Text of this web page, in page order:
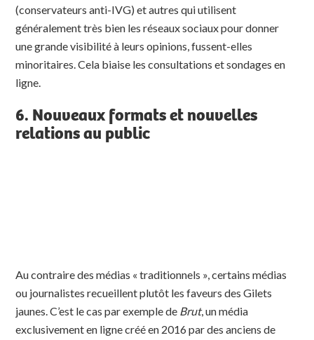
(conservateurs anti-IVG) et autres qui utilisent
généralement très bien les réseaux sociaux pour donner
une grande visibilité à leurs opinions, fussent-elles
minoritaires. Cela biaise les consultations et sondages en
ligne.
6. Nouveaux formats et nouvelles
relations au public
Au contraire des médias « traditionnels », certains médias
ou journalistes recueillent plutôt les faveurs des Gilets
jaunes. C’est le cas par exemple de Brut, un média
exclusivement en ligne créé en 2016 par des anciens de